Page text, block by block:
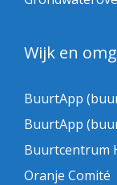
Wijk en
BuurtApp
BuurtApp
Buurtcentrum
Oranje Comité